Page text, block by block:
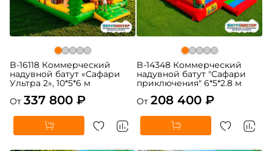
B-16118 Коммерческий
надувной батут «Сафари
Ультра 2», 10*5*6 м
От 337 800 ₽
B-14348 Коммерческий
надувной батут "Сафари
приключения" 6*5*2.8 м
От 208 400 ₽